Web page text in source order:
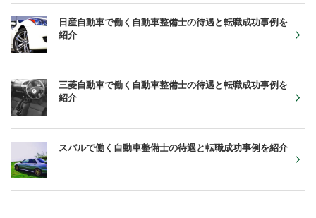
日産自動車で働く自動車整備士の待遇と転職成功事例を
紹介
三菱自動車で働く自動車整備士の待遇と転職成功事例を
紹介
スバルで働く自動車整備士の待遇と転職成功事例を紹介